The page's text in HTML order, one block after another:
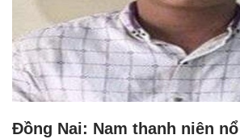
Đồng Nai: Nam thanh niên